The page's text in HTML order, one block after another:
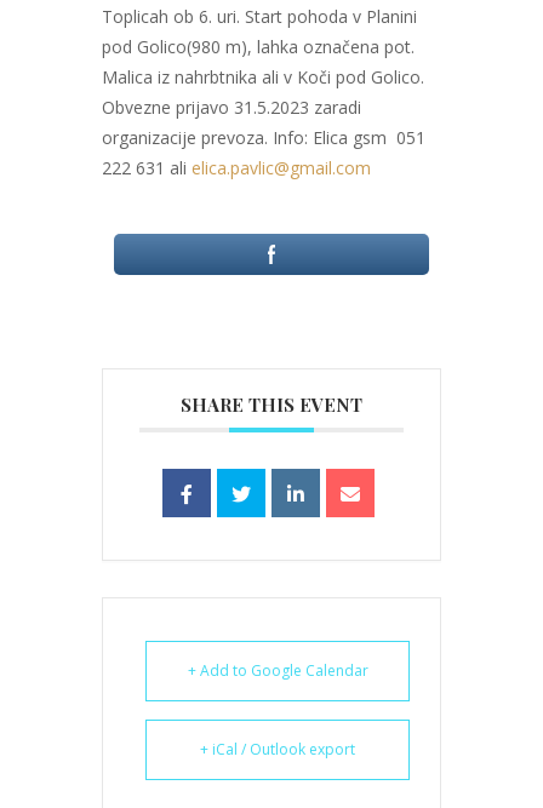
Toplicah ob 6. uri. Start pohoda v Planini
pod Golico(980 m), lahka označena pot.
Malica iz nahrbtnika ali v Koči pod Golico.
Obvezne prijavo 31.5.2023 zaradi
organizacije prevoza. Info: Elica gsm 051
222 631 ali elica.pavlic@gmail.com
SHARE THIS EVENT
+ Add to Google Calendar
+ iCal / Outlook export